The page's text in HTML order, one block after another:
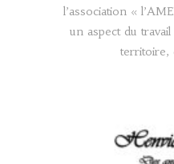
l’association «
un aspect du
territoire,